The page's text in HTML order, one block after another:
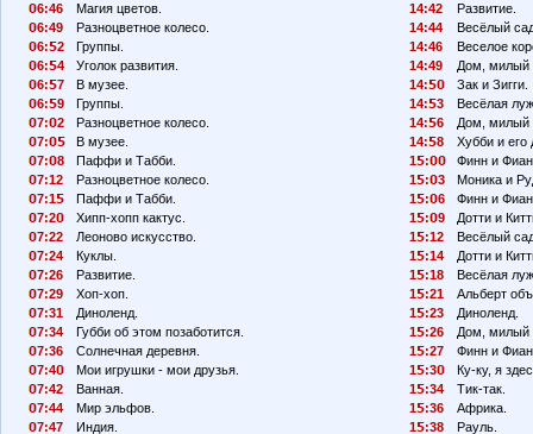
6:46
Магия цветов.
6:49
Разноцветное колесо.
6:
2
Группы.
6:
4
Уголок развития.
6:
7
В музее.
6:
9
Группы.
7:
2
Разноцветное колесо.
7:
В музее.
7:
8
Паффи и Табби.
7:12
Разноцветное колесо.
7:1
Паффи и Табби.
7:2
Хипп-хопп кактус.
7:22
Леоново искусство.
7:24
Куклы.
7:26
Развитие.
7:29
Хоп-хоп.
7:31
Диноленд.
7:34
Губби об этом позаботится.
7:36
Солнечная деревня.
7:4
Мои игрушки - мои друзья.
7:42
Ванная.
7:44
Мир эльфов.
7:47
Индия.
14:42
Развитие.
14:44
Весёлый
14:46
Веселое
14:49
Дом, милый
14:
Зак и Зигги.
14:
3
Весёлая
14:
6
Дом, милый
14:
8
Хубби и его
1
:
Финн и
1
: 3
Моника и
1
: 6
Финн и
1
: 9
Дотти и
1
:12
Весёлый
1
:14
Дотти и
1
:18
Весёлая
1
:21
Альберт
1
:23
Диноленд.
1
:26
Дом, милый
1
:27
Финн и
1
:3
Ку-ку, я
1
:34
Тик-так.
1
:36
Африка.
1
:38
Рауль.